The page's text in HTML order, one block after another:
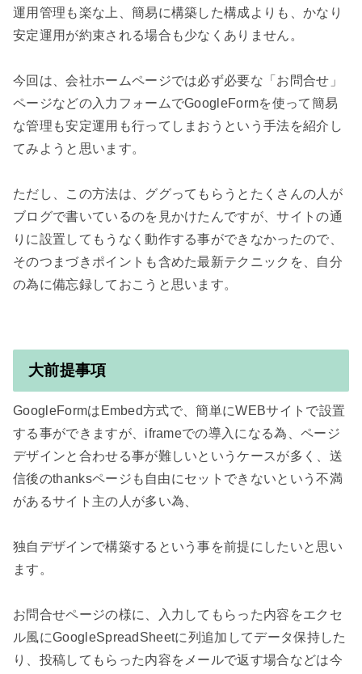
運用管理も楽な上、簡易に構築した構成よりも、かなり
安定運用が約束される場合も少なくありません。
今回は、会社ホームページでは必ず必要な「お問合せ」
ページなどの入力フォームでGoogleFormを使って簡易
な管理も安定運用も行ってしまおうという手法を紹介し
てみようと思います。
ただし、この方法は、ググってもらうとたくさんの人が
ブログで書いているのを見かけたんですが、サイトの通
りに設置してもうなく動作する事ができなかったので、
そのつまづきポイントも含めた最新テクニックを、自分
大前提事項
GoogleFormはEmbed方式で、簡単にWEBサイトで設置
する事ができますが、iframeでの導入になる為、ページ
デザインと合わせる事が難しいというケースが多く、送
信後のthanksページも自由にセットできないという不満
があるサイト主の人が多い為、
独自デザインで構築するという事を前提にしたいと思い
ます。
お問合せページの様に、入力してもらった内容をエクセ
ル風にGoogleSpreadSheetに列追加してデータ保持した
り、投稿してもらった内容をメールで返す場合などは今